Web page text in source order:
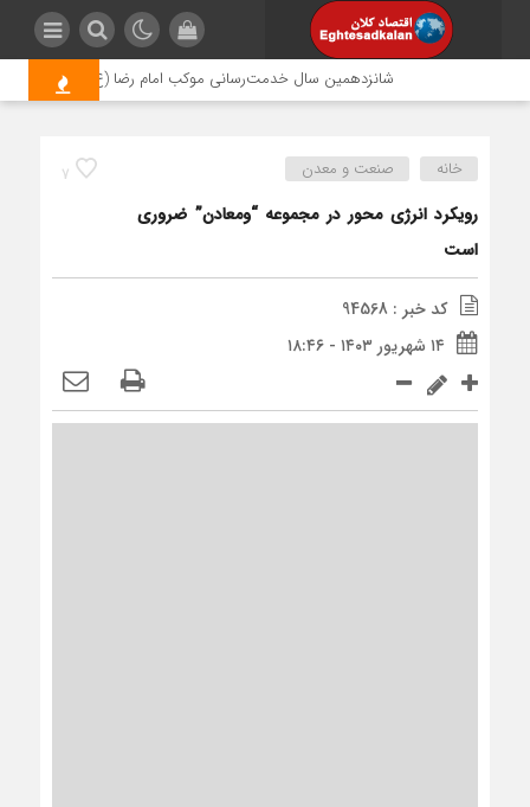
شانزدهمین سال خدمت‌رسانی موکب امام رضا (ع) پتروشیمی اروند؛
7 خانه صنعت و معدن
رویکرد انرژی محور در مجموعه “ومعادن” ضروری
است
کد خبر : 94568
۱۴ شهریور ۱۴۰۳ - ۱۸:۴۶